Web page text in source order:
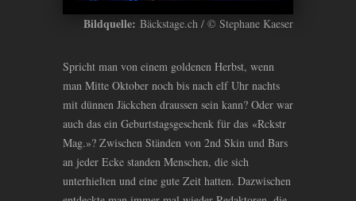
Bildquelle: Bäckstage.ch / © Stephane Kaeser
Spricht man von einem goldenen Herbst, wenn
man Mitte Oktober noch bis nach elf Uhr nachts
mit dünnen Jäckchen draussen sein kann? Oder war
auch das ein Geburtstagsgeschenk für das «Rckstr
Mag.»? Zwischen Ständen von 2nd Skin und Bars
an jeder Ecke standen Menschen, die sich
unterhielten und eine gute Zeit hatten. Dazwischen